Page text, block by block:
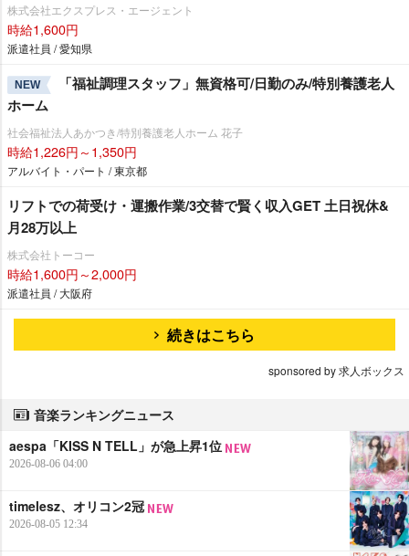
株式会社エクスプレス・エージェント
時給1,600円
派遣社員 / 愛知県
NEW
「福祉調理スタッフ」無資格可/日勤のみ/特別養護老人
ホーム
社会福祉法人あかつき/特別養護老人ホーム 花子
時給1,226円～1,350円
アルバイト・パート / 東京都
リフトでの荷受け・運搬作業/3交替で賢く収入GET 土日祝休&
月28万以上
株式会社トーコー
時給1,600円～2,000円
派遣社員 / 大阪府
続きはこちら
sponsored by 求人ボックス
音楽ランキングニュース
aespa「KISS N TELL」が急上昇1位
2026-08-06 04:00
timelesz、オリコン2冠
2026-08-05 12:34